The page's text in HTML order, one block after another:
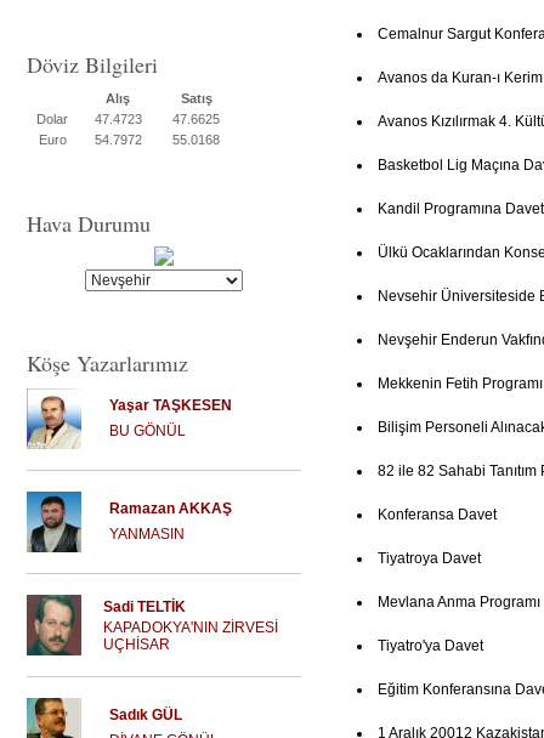
Döviz Bilgileri
Alış
Satış
Dolar
47.4723
47.6625
Euro
54.7972 55.0168
Hava Durumu
Köşe Yazarlarımız
Yaşar TAŞKESEN
BU GÖNÜL
Ramazan AKKAŞ
YANMASIN
Sadi TELTİK
KAPADOKYA'NIN ZİRVESİ
UÇHİSAR
Sadık GÜL
Cemalnur Sargut
Avanos da Kuran-ı
Avanos Kızılırmak 4.
Basketbol Lig Maçına
Kandil Programına Davet
Ülkü Ocaklarından
Nevsehir Üniversiteside
Nevşehir Enderun
Mekkenin Fetih Programı
Bilişim Personeli
82 ile 82 Sahabi Tanıtım
Konferansa Davet
Tiyatroya Davet
Mevlana Anma Programı
Tiyatro'ya Davet
Eğitim Konferansına
1 Aralık 20012